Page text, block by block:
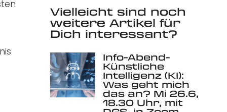
Vielleicht sind noch
weitere Artikel für
Dich interessant?
Info-Abend-
Künstliche
Intelligenz (KI):
Was geht mich
das an? Mi 26.6,
18.30 Uhr, mit